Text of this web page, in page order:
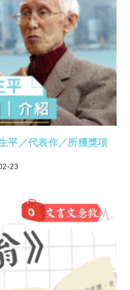
平／代表作／所獲獎項
23